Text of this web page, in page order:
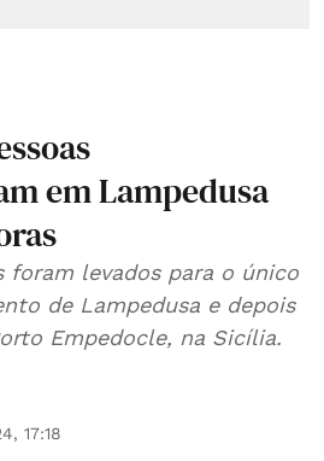
em Lampedusa
foram levados para o único
de Lampedusa e depois
Empedocle, na Sicília.
17:18